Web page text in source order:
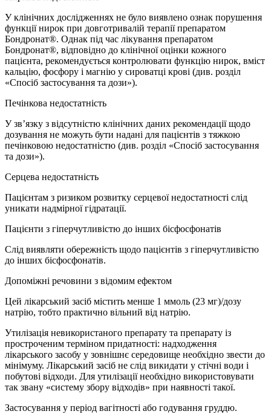
У клінічних дослідженнях не було виявлено ознак порушення
функції нирок при довготривалій терапії препаратом
Бондронат®. Однак під час лікування препаратом
Бондронат®, відповідно до клінічної оцінки кожного
пацієнта, рекомендується контролювати функцію нирок, вміст
кальцію, фосфору і магнію у сироватці крові (див. розділ
«Спосіб застосування та дози»).
Печінкова недостатність
У зв’язку з відсутністю клінічних даних рекомендації щодо
дозування не можуть бути надані для пацієнтів з тяжкою
печінковою недостатністю (див. розділ «Спосіб застосування
та дози»).
Серцева недостатність
Пацієнтам з ризиком розвитку серцевої недостатності слід
уникати надмірної гідратації.
Пацієнти з гіперчутливістю до інших бісфосфонатів
Слід виявляти обережність щодо пацієнтів з гіперчутливістю
до інших бісфосфонатів.
Допоміжні речовини з відомим ефектом
Цей лікарський засіб містить менше 1 ммоль (23 мг)/дозу
натрію, тобто практично вільний від натрію.
Утилізація невикористаного препарату та препарату із
простроченим терміном придатності: надходження
лікарського засобу у зовнішнє середовище необхідно звести до
мінімуму. Лікарський засіб не слід викидати у стічні води і
побутові відходи. Для утилізації необхідно використовувати
так звану «систему збору відходів» при наявності такої.
Застосування у період вагітності або годування груддю.